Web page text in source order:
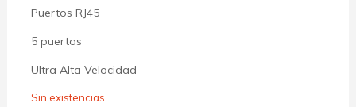
era:
Puertos RJ45
5 puertos
Ultra Alta Velocidad
Sin existencias